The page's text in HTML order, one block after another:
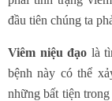
đầu tiên chúng ta
Viêm niệu đạo là
bệnh này có thể
những bất tiện